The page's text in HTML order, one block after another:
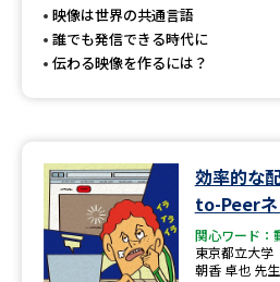
SELFBRAND特集ページ
来場型・Web型イベント特集 夢
映像は世界の共通言語
誰でも発信できる時代に
伝わる映像を作るには？
効率的な
to-Peerネ
関心ワード：
東京都立大学
朝香 卓也 先生